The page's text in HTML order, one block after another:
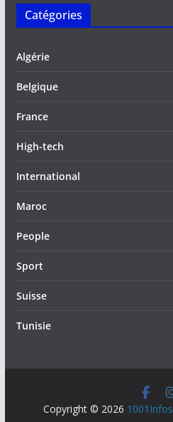
Catégories
Algérie
Belgique
France
High-tech
International
Maroc
People
Sport
Suisse
Tunisie
Copyright © 2026 1001Infos